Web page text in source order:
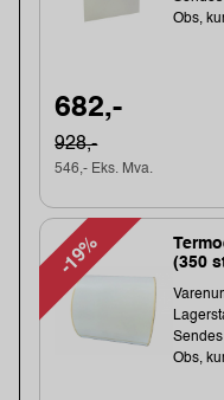
Obs,
682,-
928,-
546,- Eks. Mva.
-19%
(350
Obs,